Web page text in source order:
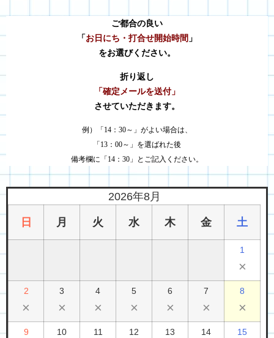
ご都合の良い
「 お日にち・打合せ開始時間 」
をお選びください。
折り返し
「確定メールを送付」
させていただきます。
例）「14：30～」がよい場合は、
「13：00～」を選ばれた後
備考欄に「14：30」とご記入ください。
2026年8月
日 月 火 水 木 金 土
1
×
2
×
3
×
4
×
5
×
6
×
7
×
8
×
9 10 11 12 13 14 15